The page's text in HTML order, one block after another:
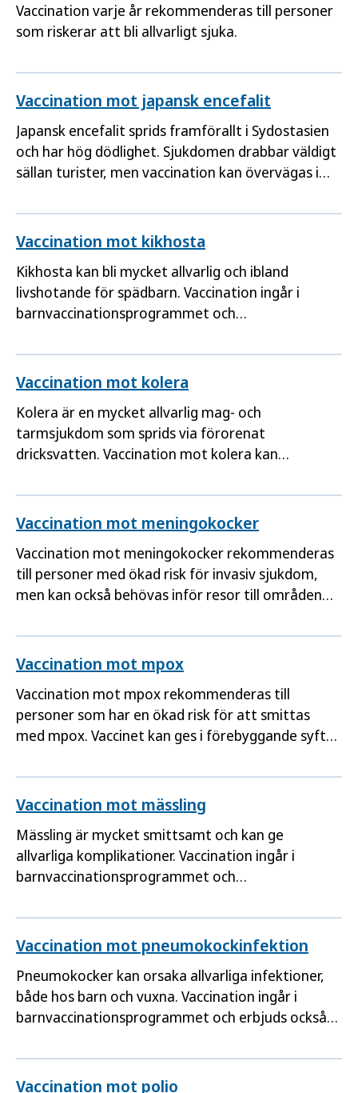
Vaccination varje år rekommenderas till personer
som riskerar att bli allvarligt sjuka.
Vaccination mot japansk encefalit
Japansk encefalit sprids framförallt i Sydostasien
och har hög dödlighet. Sjukdomen drabbar väldigt
sällan turister, men vaccination kan övervägas i
Vaccination mot kikhosta
Kikhosta kan bli mycket allvarlig och ibland
livshotande för spädbarn. Vaccination ingår i
barnvaccinationsprogrammet och
Vaccination mot kolera
Kolera är en mycket allvarlig mag- och
tarmsjukdom som sprids via förorenat
dricksvatten. Vaccination mot kolera kan
förekommer.
Vaccination mot meningokocker
Vaccination mot meningokocker rekommenderas
till personer med ökad risk för invasiv sjukdom,
men kan också behövas inför resor till områden
Vaccination mot mpox
Vaccination mot mpox rekommenderas till
personer som har en ökad risk för att smittas
med mpox. Vaccinet kan ges i förebyggande syfte
som postexpositionsprofylax.
Vaccination mot mässling
Mässling är mycket smittsamt och kan ge
allvarliga komplikationer. Vaccination ingår i
barnvaccinationsprogrammet och
skydd inför utlandsresor.
Vaccination mot pneumokockinfektion
Pneumokocker kan orsaka allvarliga infektioner,
både hos barn och vuxna. Vaccination ingår i
barnvaccinationsprogrammet och erbjuds också
Vaccination mot polio